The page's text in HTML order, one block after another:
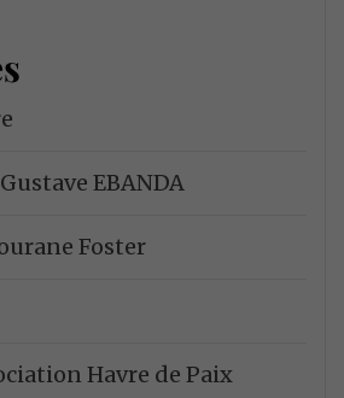
EBANDA
Foster
Havre de Paix